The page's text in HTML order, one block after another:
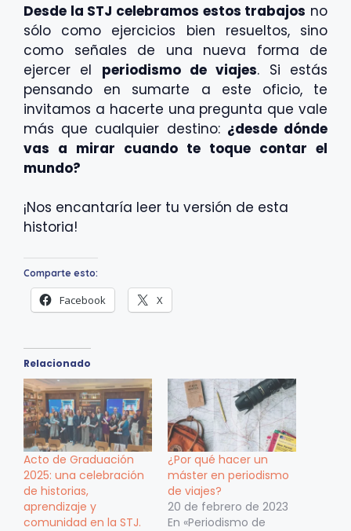
Desde la STJ celebramos estos trabajos no
sólo como ejercicios bien resueltos, sino
como señales de una nueva forma de
ejercer el periodismo de viajes. Si estás
pensando en sumarte a este oficio, te
invitamos a hacerte una pregunta que vale
más que cualquier destino: ¿desde dónde
vas a mirar cuando te toque contar el
mundo?
¡Nos encantaría leer tu versión de esta
historia!
Comparte esto:
Facebook X
Relacionado
Acto de Graduación
2025: una celebración
de historias,
aprendizaje y
comunidad en la STJ.
¿Por qué hacer un
máster en periodismo
de viajes?
20 de febrero de 2023
En «Periodismo de